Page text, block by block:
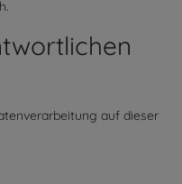
auf dieser